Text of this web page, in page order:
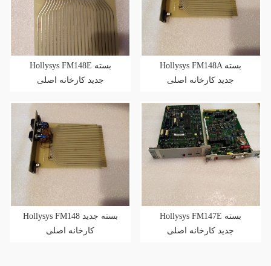
Hollysys FM148E بسته
جدید کارخانه اصلی
Hollysys FM148A بسته
جدید کارخانه اصلی
Hollysys FM148 بسته جدید
کارخانه اصلی
Hollysys FM147E بسته
جدید کارخانه اصلی